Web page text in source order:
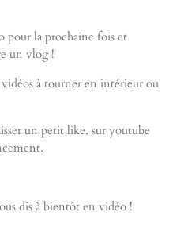
pour la prochaine fois et
un vlog !
à tourner en intérieur ou
un petit like, sur youtube
dis à bientôt en vidéo !